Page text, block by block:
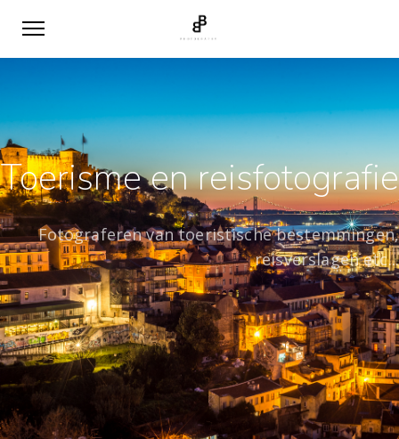
Toerisme en reisfotografie
Fotograferen van toeristische bestemmingen,
reisverslagen etc...